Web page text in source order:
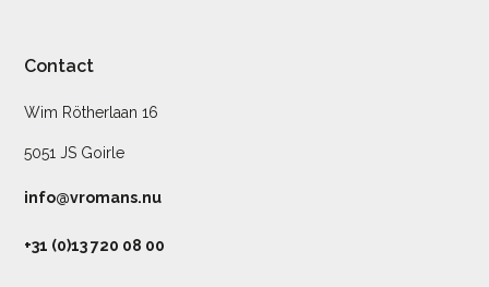
Contact
Wim Rötherlaan 16
5051 JS Goirle
info@vromans.nu
+31 (0)13 720 08 00